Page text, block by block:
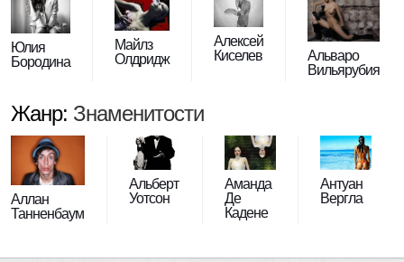
Юлия
Бородина
Mайлз
Олдридж
Алексей
Киселев
Альваро
Вильярубия
Жанр: Знаменитости
Аллан
Танненбаум
Альберт
Уотсон
Аманда
Де
Кадене
Антуан
Вергла